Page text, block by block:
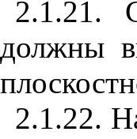
2.1.21.
должны
2.1.22.